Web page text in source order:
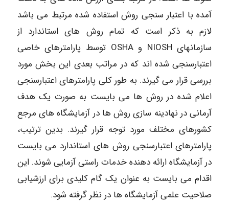
آمده با اعتبار سنجی روش استفاده شده مرتبط می باشد
لازم به ذکر است که تمام روش های استاندارد از
سازمانهای NIOSH و OSHA توسط پارامترهای خاصی
اعتبارسنجی شده اند که در مراتب بعدی این بخش مورد
بررسی قرار می گیرند. به طور کلی پارامترهای اعتبارسنجی
اعلام شده در روش ها می بایست به صورت یک هدف
آرمانی در نهادینه سازی روش ها در آزمایشگاه های مرجع
کشورهای مختلف مورد توجه قرار گیرند. بدین ترتیب،
پارامترهای اعتبارسنجی روش های استاندارد می بایست
در آزمایشگاه ارائه دهنده خدمات راستی آزمایی شوند. این
اقدام می بایست به عنوان یک گام کلیدی برای ارزشیابی
صلاحیت علمی آزمایشگاه ها در نظر گرفته شود.